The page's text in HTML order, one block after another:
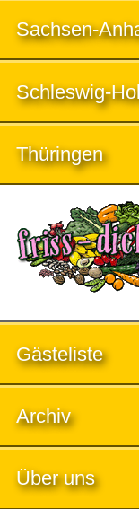
Sachsen-
Schleswig-
Thüringen
Gästeliste
Archiv
Über uns